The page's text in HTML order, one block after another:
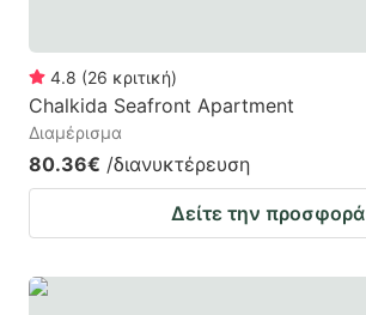
4.8 (26 κριτική)
Chalkida Seafront Apartment
Διαμέρισμα
80.36€ /διανυκτέρευση
Δείτε την προσφορά